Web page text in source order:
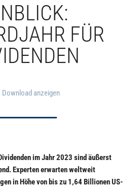
FÜR
Download anzeigen
im Jahr 2023 sind äußerst
Experten erwarten weltweit
in Höhe von bis zu 1,64 Billionen US-